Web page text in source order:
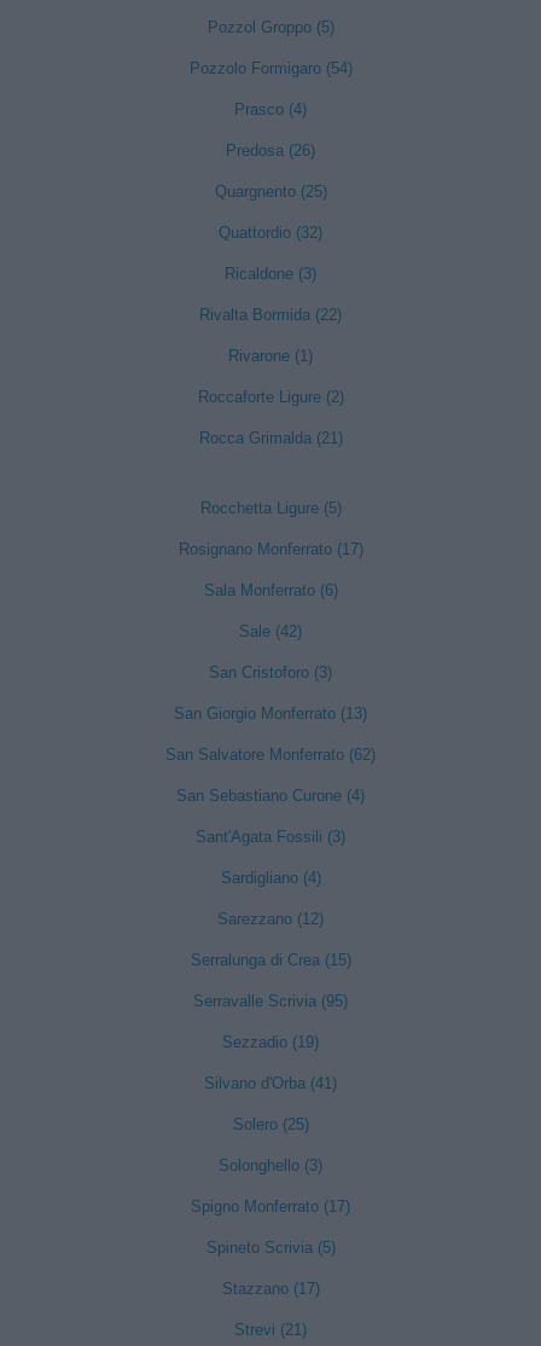
Pozzol Groppo (5)
Pozzolo Formigaro (54)
Prasco (4)
Predosa (26)
Quargnento (25)
Quattordio (32)
Ricaldone (3)
Rivalta Bormida (22)
Rivarone (1)
Roccaforte Ligure (2)
Rocca Grimalda (21)
Rocchetta Ligure (5)
Rosignano Monferrato (17)
Sala Monferrato (6)
Sale (42)
San Cristoforo (3)
San Giorgio Monferrato (13)
San Salvatore Monferrato (62)
San Sebastiano Curone (4)
Sant'Agata Fossili (3)
Sardigliano (4)
Sarezzano (12)
Serralunga di Crea (15)
Serravalle Scrivia (95)
Sezzadio (19)
Silvano d'Orba (41)
Solero (25)
Solonghello (3)
Spigno Monferrato (17)
Spineto Scrivia (5)
Stazzano (17)
Strevi (21)